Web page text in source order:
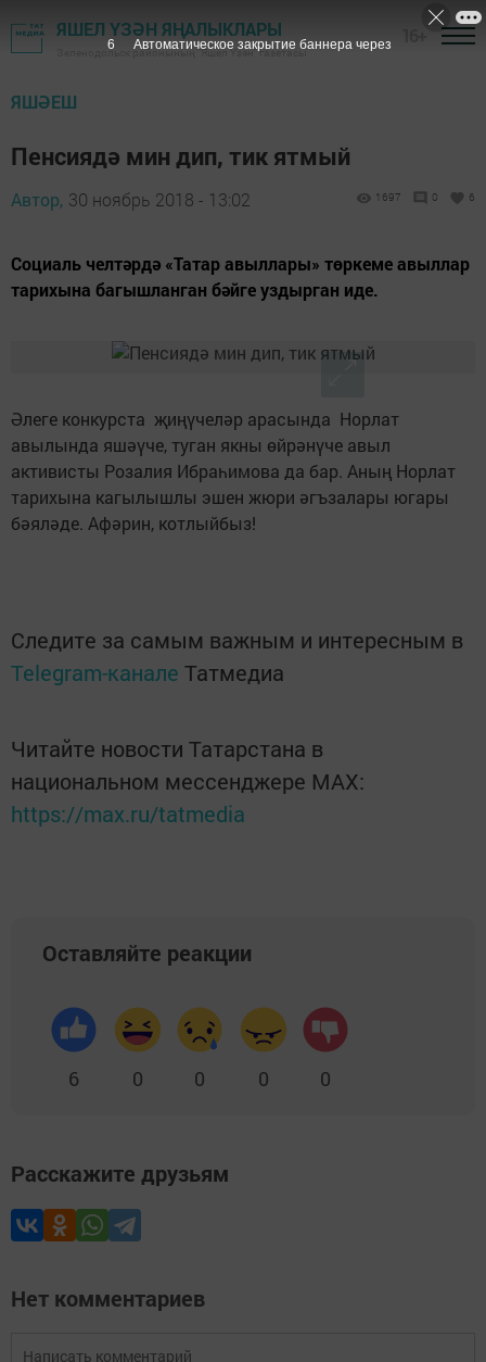
ЯШЕЛ ҮЗӘН ЯҢАЛЫКЛАРЫ
Зеленодольск районының "Яшел Үзән" газетасы
ЯШӘЕШ
Пенсиядә мин дип, тик ятмый
Автор, 30 ноябрь 2018 - 13:02 1697 0 6
Социаль челтәрдә «Татар авыллары» төркеме авыллар
тарихына багышланган бәйге уздырган иде.
Әлеге конкурста җиңүчеләр арасында Норлат
авылында яшәүче, туган якны өйрәнүче авыл
активисты Розалия Ибраһимова да бар. Аның Норлат
тарихына кагылышлы эшен жюри әгъзалары югары
бәяләде. Афәрин, котлыйбыз!
Следите за самым важным и интересным в
Telegram-канале Татмедиа
Читайте новости Татарстана в
национальном мессенджере MАХ:
https://max.ru/tatmedia
Оставляйте реакции
6 0 0 0 0
Расскажите друзьям
Нет комментариев
5 Автоматическое закрытие баннера через